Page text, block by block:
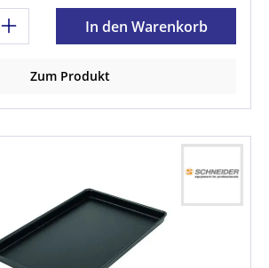
In den Warenkorb
Zum Produkt